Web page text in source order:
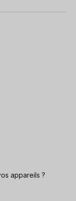
appareils ?